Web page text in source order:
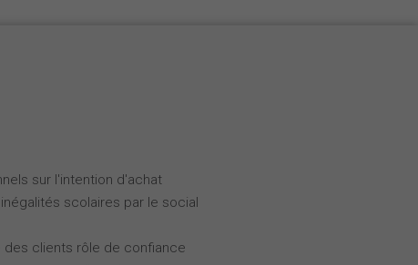
sur l'intention d'achat
scolaires par le social
des clients rôle de confiance